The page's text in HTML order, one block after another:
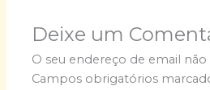
Deixe um
O seu endereço de email não
Campos obrigatórios